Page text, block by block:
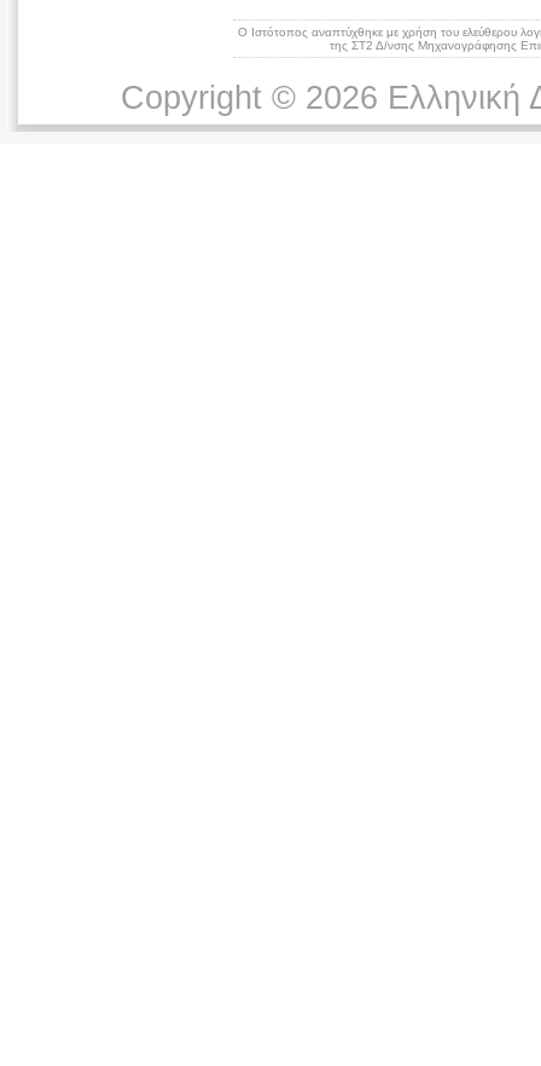
Ο Ιστότοπος αναπτύχθηκε με χρήση του ελεύθερου
της ΣΤ2 Δ/νσης Μηχανογράφησης
Copyright © 2026